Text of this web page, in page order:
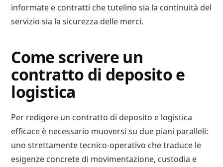
informate e contratti che tutelino sia la continuità del
servizio sia la sicurezza delle merci.
Come scrivere un
contratto di deposito e
logistica​
Per redigere un contratto di deposito e logistica
efficace è necessario muoversi su due piani paralleli:
uno strettamente tecnico-operativo che traduce le
esigenze concrete di movimentazione, custodia e